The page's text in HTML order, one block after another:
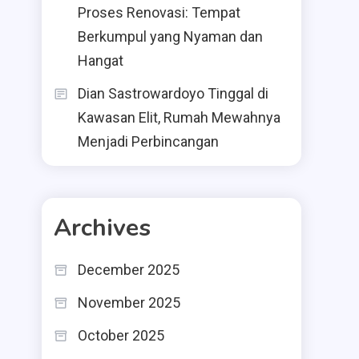
Proses Renovasi: Tempat
Berkumpul yang Nyaman dan
Hangat
Dian Sastrowardoyo Tinggal di
Kawasan Elit, Rumah Mewahnya
Menjadi Perbincangan
Archives
December 2025
November 2025
October 2025